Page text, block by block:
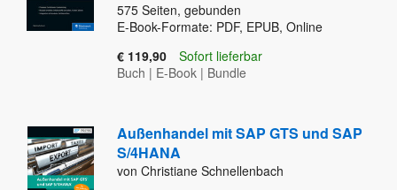
575 Seiten, gebunden
E-Book-Formate: PDF, EPUB, Online
€ 119,90
Sofort lieferbar
Buch | E-Book | Bundle
Außenhandel mit SAP GTS und SAP
S/4HANA
von Christiane Schnellenbach